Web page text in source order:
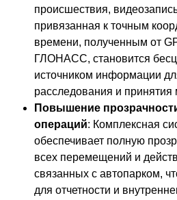
происшествия,
привязанная к точным
времени, полученным от
ГЛОНАСС, становится
источником информации
расследования и принятия
Повышение
операций: Комплексная
обеспечивает полную
всех перемещений и
связанных с автопарком,
для отчетности и